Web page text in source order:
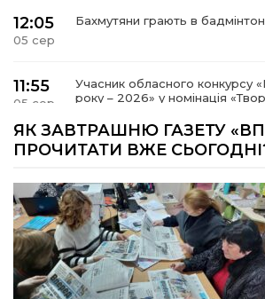
12:05
05 сер
Бахмутяни грають в бадмінтон
11:55
05 сер
Учасник обласного конкурсу
року – 2026» у номінація
15:18
Мобільні клініки надали
09:27
03 сер
ВПО можуть не платити за
комунальних послуг: про що
14:12
Досі ВПО? Юристка розповіла,
переселенці втрачають
ЯК ЗАВТРАШНЮ ГАЗЕТУ
ПРОЧИТАТИ ВЖЕ